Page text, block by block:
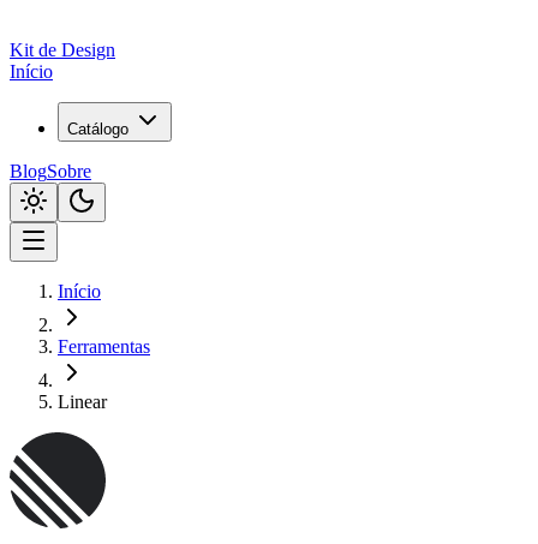
Kit de Design
Início
Catálogo
BlogSobre
Início
Ferramentas
Linear